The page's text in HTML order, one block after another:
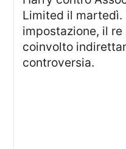
Limited il martedì.
impostazione, il
coinvolto
controversia.